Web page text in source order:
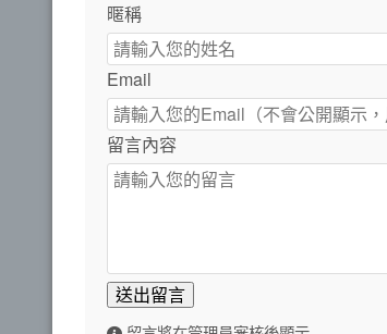
暱稱
Email
留言內容
送出留言